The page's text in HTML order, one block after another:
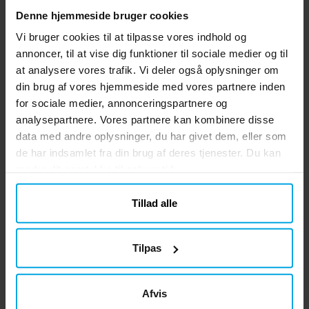
Denne hjemmeside bruger cookies
Vi bruger cookies til at tilpasse vores indhold og
annoncer, til at vise dig funktioner til sociale medier og til
at analysere vores trafik. Vi deler også oplysninger om
din brug af vores hjemmeside med vores partnere inden
for sociale medier, annonceringspartnere og
analysepartnere. Vores partnere kan kombinere disse
data med andre oplysninger, du har givet dem, eller som
de har indsamlet fra din brug af deres tjenester. Du kan
Tillad alle
Tilpas
Afvis
Disney Frost - Halskæde og
Frost halskæde og armbånd til børn er et
charmerende smykkesæt til alle små fans
af Disney's Frost.
Pris:49 kr.
49 kr.
KØB
Disney Frost - Kasket til børn
med den smukke prinsesse Elsa fra
Disneys Frost. Kasketten er lavet af 65%
en omkreds på 53 cm og kan justeres
bagpå, hvilket gør, at den som regel passer
89 kr.
89 kr.
KØB